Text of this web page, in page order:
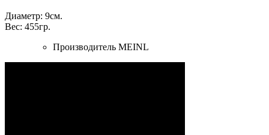
Диаметр: 9см.
Вес: 455гр.
Производитель MEINL